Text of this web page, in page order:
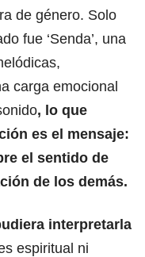
de género. Solo
fue ‘Senda’, una
carga emocional
, lo que
es el mensaje:
el sentido de
de los demás.
interpretarla
espiritual ni